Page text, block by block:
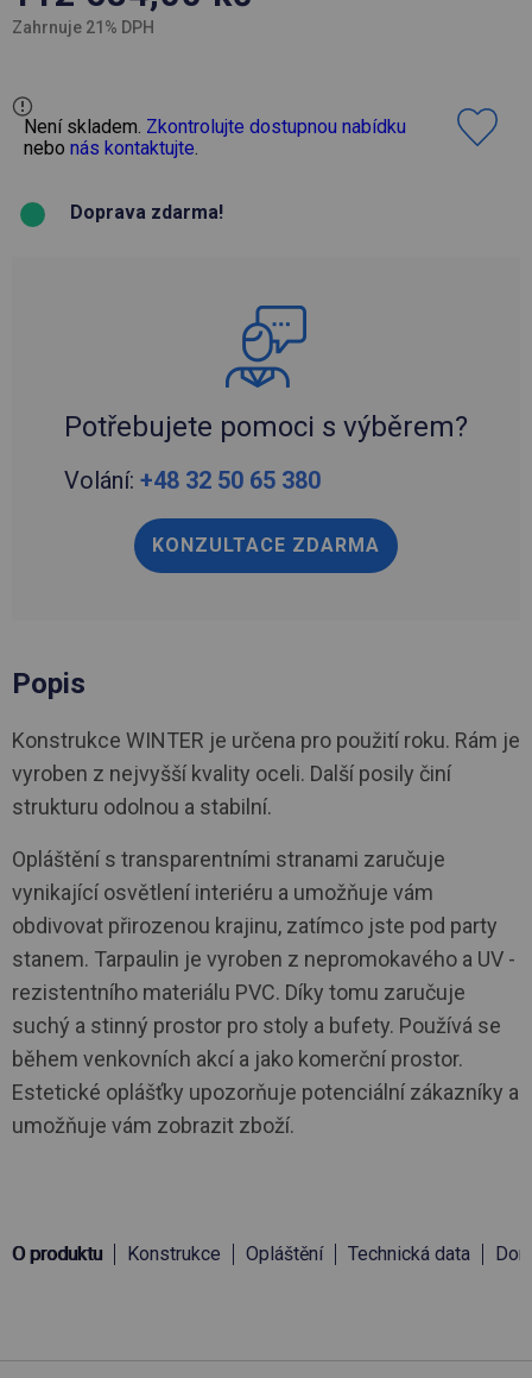
Zahrnuje 21% DPH
Není skladem. Zkontrolujte dostupnou nabídku
nebo nás kontaktujte.
Doprava zdarma!
Potřebujete pomoci s výběrem?
Volání: +48 32 50 65 380
KONZULTACE ZDARMA
Popis
Konstrukce WINTER je určena pro použití roku. Rám je
vyroben z nejvyšší kvality oceli. Další posily činí
strukturu odolnou a stabilní.
Opláštění s transparentními stranami zaručuje
vynikající osvětlení interiéru a umožňuje vám
obdivovat přirozenou krajinu, zatímco jste pod party
stanem. Tarpaulin je vyroben z nepromokavého a UV -
rezistentního materiálu PVC. Díky tomu zaručuje
suchý a stinný prostor pro stoly a bufety. Používá se
během venkovních akcí a jako komerční prostor.
Estetické oplášťky upozorňuje potenciální zákazníky a
umožňuje vám zobrazit zboží.
O produktu Konstrukce Opláštění Technická data